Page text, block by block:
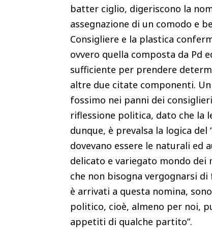
batter ciglio, digeriscono la
assegnazione di un comodo e
Consigliere e la plastica
ovvero quella composta da Pd
sufficiente per prendere
altre due citate componenti.
fossimo nei panni dei
riflessione politica, dato che la
dunque, è prevalsa la logica
dovevano essere le naturali ed
delicato e variegato mondo dei
che non bisogna vergognarsi
è arrivati a questa nomina,
politico, cioè, almeno per noi,
appetiti di qualche partito”.